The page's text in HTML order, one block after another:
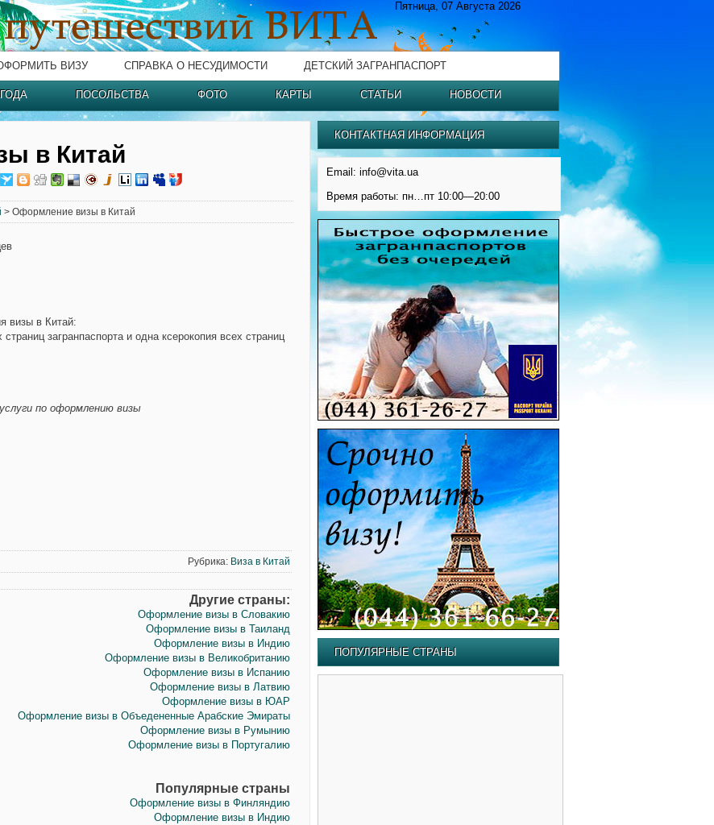
Пятница, 07 Августа 2026
ВИЗУ СПРАВКА О НЕСУДИМОСТИ ДЕТСКИЙ ЗАГРАНПАСПОРТ
ПОСОЛЬСТВА ФОТО КАРТЫ СТАТЬИ НОВОСТИ
в Китай
> Оформление визы в Китай
визы в Китай:
загранпаспорта и одна ксерокопия всех страниц
по оформлению визы
Рубрика: Виза в Китай
Другие страны:
Оформление визы в Словакию
Оформление визы в Таиланд
Оформление визы в Индию
Оформление визы в Великобританию
Оформление визы в Испанию
Оформление визы в Латвию
Оформление визы в ЮАР
Оформление визы в Объедененные Арабские Эмираты
Оформление визы в Румынию
Оформление визы в Португалию
Популярные страны
Оформление визы в Финляндию
Оформление визы в Индию
КОНТАКТНАЯ ИНФОРМАЦИЯ
Email: info@vita.ua
Время работы: пн…пт 10:00—20:00
ПОПУЛЯРНЫЕ СТРАНЫ